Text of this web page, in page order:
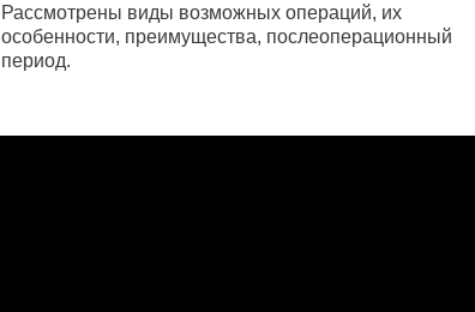
Рассмотрены виды возможных операций, их
особенности, преимущества, послеоперационный
период.